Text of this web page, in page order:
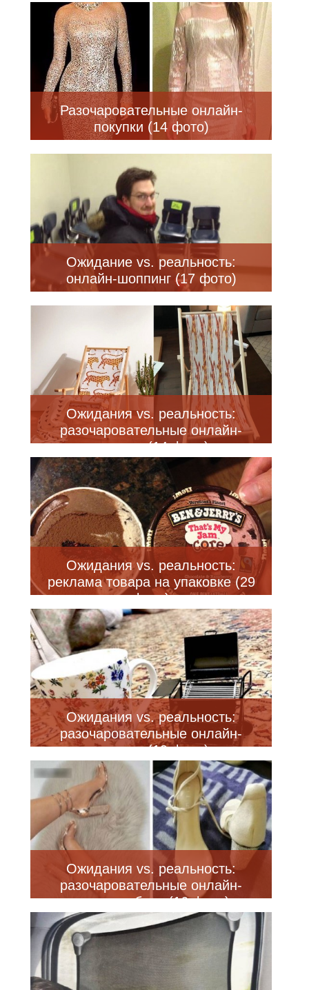
Разочаровательные онлайн-
покупки (14 фото)
Ожидание vs. реальность:
онлайн-шоппинг (17 фото)
Ожидания vs. реальность:
разочаровательные онлайн-
покупки (14 фото)
Ожидания vs. реальность:
реклама товара на упаковке (29
фото)
Ожидания vs. реальность:
разочаровательные онлайн-
покупки (19 фото)
Ожидания vs. реальность:
разочаровательные онлайн-
покупки обуви (16 фото)